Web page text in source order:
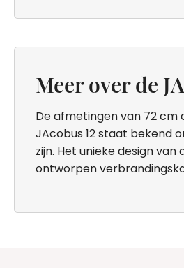
Meer over de
De afmetingen van 72 cm
JAcobus 12 staat bekend
zijn. Het unieke design
ontworpen